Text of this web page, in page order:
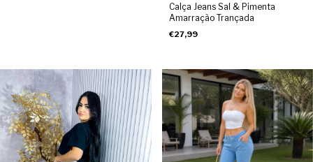
Calça Jeans Sal & Pimenta
Amarração Trançada
€27,99